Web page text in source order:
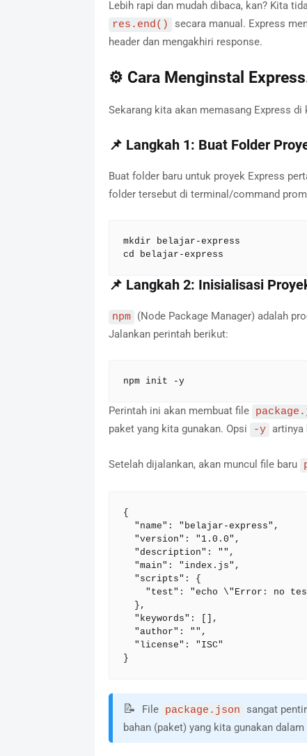
Lebih rapi dan mudah dibaca, kan? Kita
res.end() secara manual. Express
header dan mengakhiri response.
⚙️ Cara Menginstal
Sekarang kita akan memasang Express
📌 Langkah 1: Buat Folder
Buat folder baru untuk proyek Express
folder tersebut di terminal/command
mkdir belajar-express
cd belajar-express
📌 Langkah 2: Inisialisasi
npm
(Node Package Manager) adalah
Jalankan perintah berikut:
npm init -y
Perintah ini akan membuat file
paket yang kita gunakan. Opsi
-y artinya
Setelah dijalankan, akan muncul file baru
{
}
📝 File package.json sangat
bahan (paket) yang kita gunakan dalam